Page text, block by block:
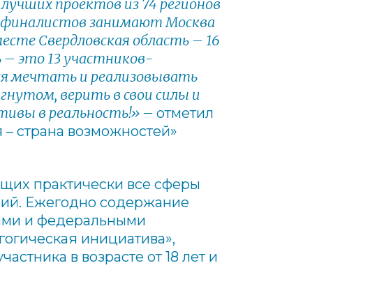
проектов из 74 регионов
финалистов занимают Москва
Свердловская область – 16
это 13 участников-
мечтать и реализовывать
верить в свои силы и
в реальность!» – отметил
страна возможностей»
практически все сферы
Ежегодно содержание
и федеральными
инициатива»,
в возрасте от 18 лет и